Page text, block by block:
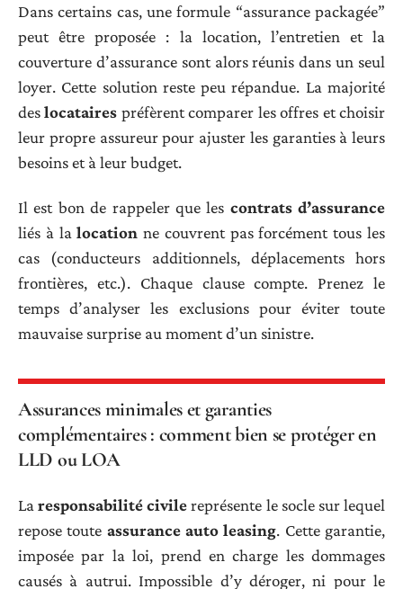
Dans certains cas, une formule “assurance packagée”
peut être proposée : la location, l’entretien et la
couverture d’assurance sont alors réunis dans un seul
loyer. Cette solution reste peu répandue. La majorité
deslocataires préfèrent comparer les offres et choisir
leur propre assureur pour ajuster les garanties à leurs
besoins et à leur budget.
Il est bon de rappeler que les contrats d’assurance
liés à lalocation ne couvrent pas forcément tous les
cas (conducteurs additionnels, déplacements hors
frontières, etc.). Chaque clause compte. Prenez le
temps d’analyser les exclusions pour éviter toute
mauvaise surprise au moment d’un sinistre.
Assurances minimales et garanties
complémentaires : comment bien se protéger en
LLD ou LOA
Laresponsabilité civilereprésente le socle sur lequel
repose toute assurance auto leasing. Cette garantie,
imposée par la loi, prend en charge les dommages
causés à autrui. Impossible d’y déroger, ni pour le